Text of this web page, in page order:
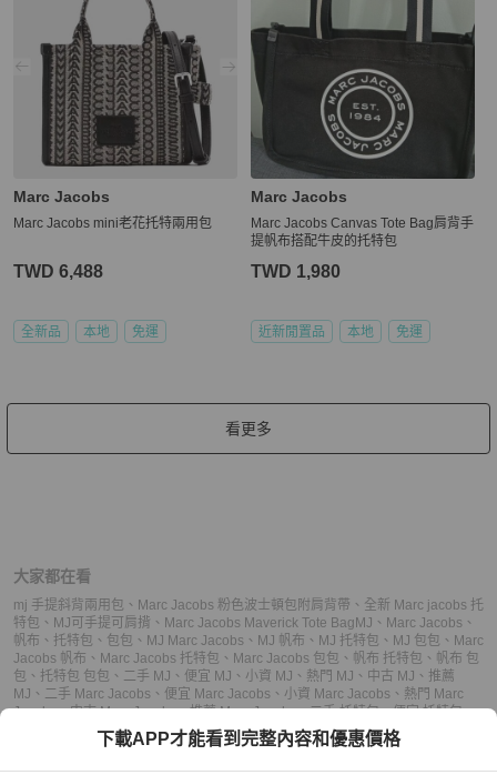
Marc Jacobs
Marc Jacobs mini老花托特兩用包
TWD 6,488
全新品 本地 免運
Marc Jacobs
Marc Jacobs Canvas Tote Bag肩背手
提帆布搭配牛皮的托特包
TWD 1,980
近新閒置品 本地 免運
看更多
大家都在看
mj 手提斜背兩用包 、 Marc Jacobs 粉色波士頓包附肩背帶 、 全新 Marc jacobs 托
特包 、 MJ可手提可肩揹 、 Marc Jacobs Maverick Tote BagMJ 、 Marc Jacobs 、
帆布 、 托特包 、 包包 、 MJ Marc Jacobs 、 MJ 帆布 、 MJ 托特包 、 MJ 包包 、 Marc
Jacobs 帆布 、 Marc Jacobs 托特包 、 Marc Jacobs 包包 、 帆布 托特包 、 帆布 包
包 、 托特包 包包 、 二手 MJ 、 便宜 MJ 、 小資 MJ 、 熱門 MJ 、 中古 MJ 、 推薦
MJ 、 二手 Marc Jacobs 、 便宜 Marc Jacobs 、 小資 Marc Jacobs 、 熱門 Marc
Jacobs、中古 Marc Jacobs、推薦 Marc Jacobs、二手 托特包、便宜 托特包、
熱門 托特包、 中古 托特包、推薦 托特包、二手 包包
、 熱門 包包 、中古 包包、推薦 包包
下載APP才能看到完整內容和優惠價格